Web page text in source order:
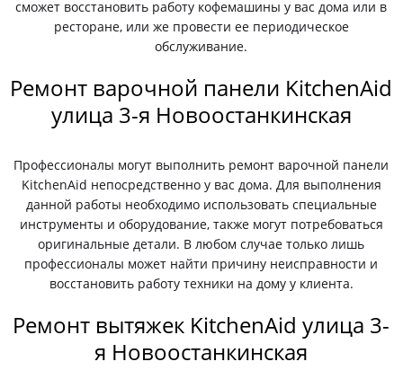
сможет восстановить работу кофемашины у вас дома или в
ресторане, или же провести ее периодическое
обслуживание.
Ремонт варочной панели KitchenAid
улица 3-я Новоостанкинская
Профессионалы могут выполнить ремонт варочной панели
KitchenAid непосредственно у вас дома. Для выполнения
данной работы необходимо использовать специальные
инструменты и оборудование, также могут потребоваться
оригинальные детали. В любом случае только лишь
профессионалы может найти причину неисправности и
восстановить работу техники на дому у клиента.
Ремонт вытяжек KitchenAid улица 3-
я Новоостанкинская